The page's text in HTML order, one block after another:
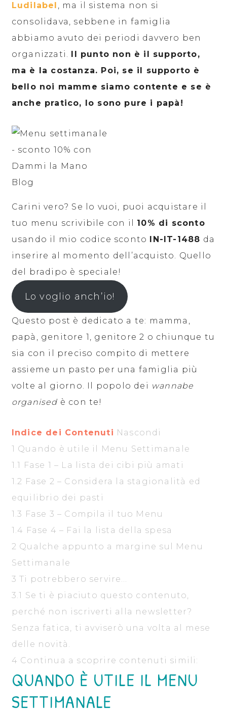
Ludilabel , ma il sistema non si
consolidava, sebbene in famiglia
abbiamo avuto dei periodi davvero ben
organizzati. Il punto non è il supporto,
ma è la costanza. Poi, se il supporto è
bello noi mamme siamo contente e se è
anche pratico, lo sono pure i papà!
Carini vero? Se lo vuoi, puoi acquistare il
tuo menu scrivibile con il 10% di sconto
usando il mio codice sconto IN-IT-1488 da
inserire al momento dell’acquisto. Quello
del bradipo è speciale!
Lo voglio anch’io!
Questo post è dedicato a te: mamma,
papà, genitore 1, genitore 2 o chiunque tu
sia con il preciso compito di mettere
assieme un pasto per una famiglia più
volte al giorno. Il popolo dei wannabe
organised è con te!
Indice dei Contenuti Nascondi
1 Quando è utile il Menu Settimanale
1.1 Fase 1 – La lista dei cibi più amati
1.2 Fase 2 – Considera la stagionalità ed
equilibrio dei pasti
1.3 Fase 3 – Compila il tuo Menu
1.4 Fase 4 – Fai la lista della spesa
2 Qualche appunto a margine sul Menu
Settimanale
3 Ti potrebbero servire…
3.1 Se ti è piaciuto questo contenuto,
perché non iscriverti alla newsletter?
Senza fatica, ti avviserò una volta al mese
delle novità.
4 Continua a scoprire contenuti simili:
QUANDO È UTILE IL MENU
SETTIMANALE